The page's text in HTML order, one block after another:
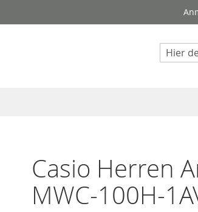
Suche
Casio Herren
MWC-100H-